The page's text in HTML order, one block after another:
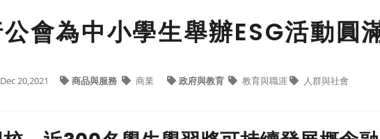
會為中小學生舉辦ESG活動圓
Dec 20,2021 商品與服務 商業 政府與教育 教育與職涯 人群與社會